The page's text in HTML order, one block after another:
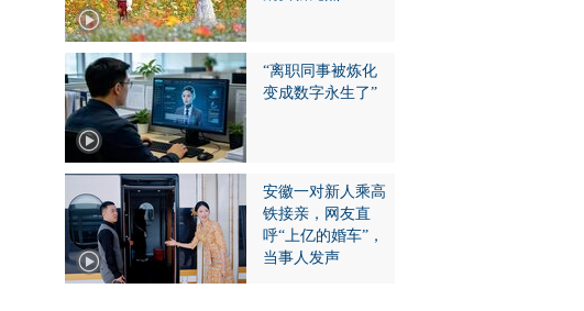
“离职同事被炼化
变成数字永生了”
安徽一对新人乘高
铁接亲，网友直
呼“上亿的婚车”，
当事人发声